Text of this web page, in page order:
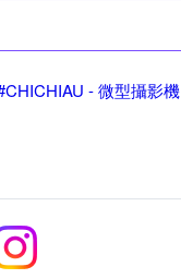
- 微型攝影機